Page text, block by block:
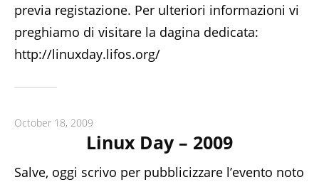
previa registazione. Per ulteriori informazioni vi
preghiamo di visitare la dagina dedicata:
http://linuxday.lifos.org/
October 18, 2009
Linux Day – 2009
Salve, oggi scrivo per pubblicizzare l’evento noto